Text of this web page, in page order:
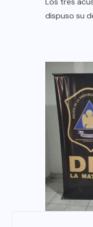
dispuso su